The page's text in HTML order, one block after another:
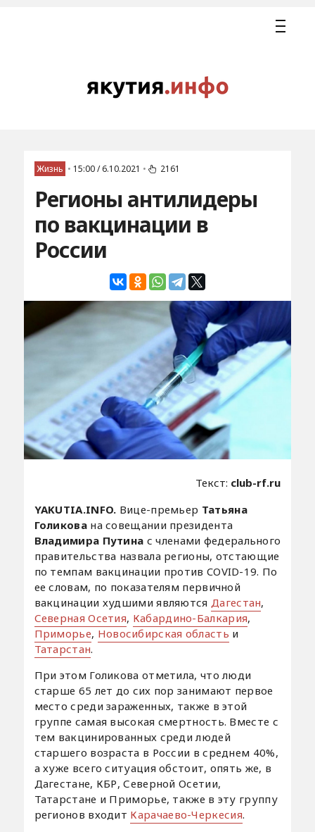
Жизнь • 15:00 / 6.10.2021 • 2161
Регионы антилидеры
по вакцинации в
России
Текст: club-rf.ru
YAKUTIA.INFO. Вице-премьер Татьяна
Голикова на совещании президента
Владимира Путина с членами федерального
правительства назвала регионы, отстающие
по темпам вакцинации против COVID-19. По
ее словам, по показателям первичной
вакцинации худшими являются Дагестан,
Северная Осетия, Кабардино-Балкария,
Приморье, Новосибирская область и
Татарстан.
При этом Голикова отметила, что люди
старше 65 лет до сих пор занимают первое
место среди зараженных, также в этой
группе самая высокая смертность. Вместе с
тем вакцинированных среди людей
старшего возраста в России в среднем 40%,
а хуже всего ситуация обстоит, опять же, в
Дагестане, КБР, Северной Осетии,
Татарстане и Приморье, также в эту группу
регионов входит Карачаево-Черкесия.